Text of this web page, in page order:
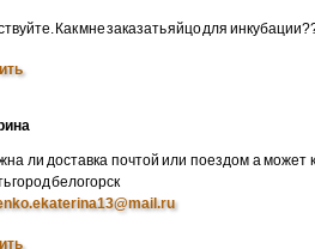
Как мне заказать яйцо для
ли доставка почтой или поездом а
город белогорск